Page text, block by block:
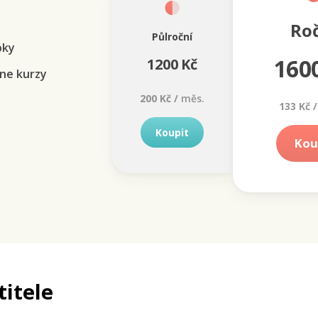
kurzy
Půlroční
1200 Kč
200 Kč /měs.
Koupit
133 Kč /